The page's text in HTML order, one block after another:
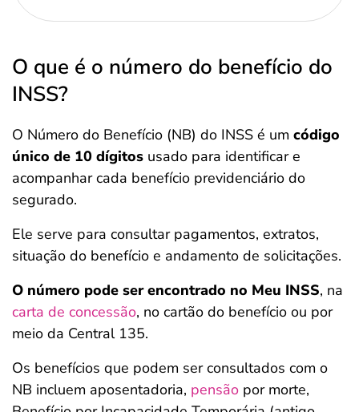
O que é o número do benefício do
INSS?
O Número do Benefício (NB) do INSS é um código
único de 10 dígitos usado para identificar e
acompanhar cada benefício previdenciário do
segurado.
Ele serve para consultar pagamentos, extratos,
situação do benefício e andamento de solicitações.
O número pode ser encontrado no Meu INSS, na
carta de concessão, no cartão do benefício ou por
meio da Central 135.
Os benefícios que podem ser consultados com o
NB incluem aposentadoria, pensão por morte,